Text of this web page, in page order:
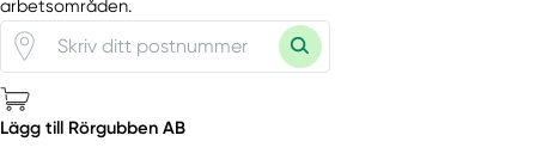
arbetsområden.
Lägg till Rörgubben AB